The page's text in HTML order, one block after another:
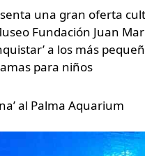
una gran oferta
Fundación Juan
a los más
para niños
al Palma Aquarium